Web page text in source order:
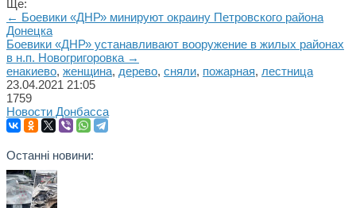
Ще:
← Боевики «ДНР» минируют окраину Петровского района
Донецка
Боевики «ДНР» устанавливают вооружение в жилых районах
в н.п. Новогригоровка →
енакиево, женщина, дерево, сняли, пожарная, лестница
23.04.2021 21:05
1759
Новости Донбасса
Останні новини: